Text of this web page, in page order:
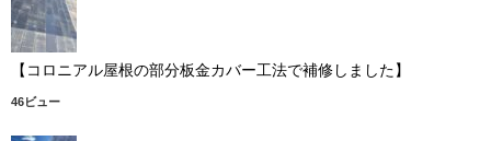
【コロニアル屋根の部分板金カバー工法で補修しました】
46ビュー